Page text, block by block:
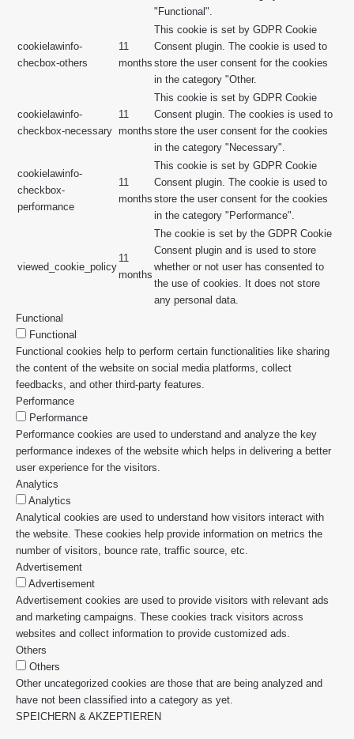
"Functional".
cookielawinfo-
checbox-others
11
months
This cookie is set by GDPR Cookie
Consent plugin. The cookie is used to
store the user consent for the cookies
in the category "Other.
cookielawinfo-
checkbox-necessary
11
months
This cookie is set by GDPR Cookie
Consent plugin. The cookies is used to
store the user consent for the cookies
in the category "Necessary".
cookielawinfo-
checkbox-
performance
11
months
This cookie is set by GDPR Cookie
Consent plugin. The cookie is used to
store the user consent for the cookies
in the category "Performance".
viewed_cookie_policy
11
months
The cookie is set by the GDPR Cookie
Consent plugin and is used to store
whether or not user has consented to
the use of cookies. It does not store
any personal data.
Functional
Functional
Functional cookies help to perform certain functionalities like sharing
the content of the website on social media platforms, collect
feedbacks, and other third-party features.
Performance
Performance
Performance cookies are used to understand and analyze the key
performance indexes of the website which helps in delivering a better
user experience for the visitors.
Analytics
Analytics
Analytical cookies are used to understand how visitors interact with
the website. These cookies help provide information on metrics the
number of visitors, bounce rate, traffic source, etc.
Advertisement
Advertisement
Advertisement cookies are used to provide visitors with relevant ads
and marketing campaigns. These cookies track visitors across
websites and collect information to provide customized ads.
Others
Others
Other uncategorized cookies are those that are being analyzed and
have not been classified into a category as yet.
SPEICHERN & AKZEPTIEREN